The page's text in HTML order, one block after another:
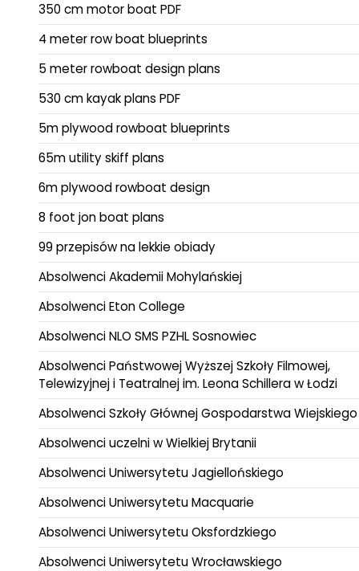
350 cm motor boat PDF
4 meter row boat blueprints
5 meter rowboat design plans
530 cm kayak plans PDF
5m plywood rowboat blueprints
65m utility skiff plans
6m plywood rowboat design
8 foot jon boat plans
99 przepisów na lekkie obiady
Absolwenci Akademii Mohylańskiej
Absolwenci Eton College
Absolwenci NLO SMS PZHL Sosnowiec
Absolwenci Państwowej Wyższej Szkoły Filmowej,
Telewizyjnej i Teatralnej im. Leona Schillera w Łodzi
Absolwenci Szkoły Głównej Gospodarstwa Wiejskiego
Absolwenci uczelni w Wielkiej Brytanii
Absolwenci Uniwersytetu Jagiellońskiego
Absolwenci Uniwersytetu Macquarie
Absolwenci Uniwersytetu Oksfordzkiego
Absolwenci Uniwersytetu Wrocławskiego